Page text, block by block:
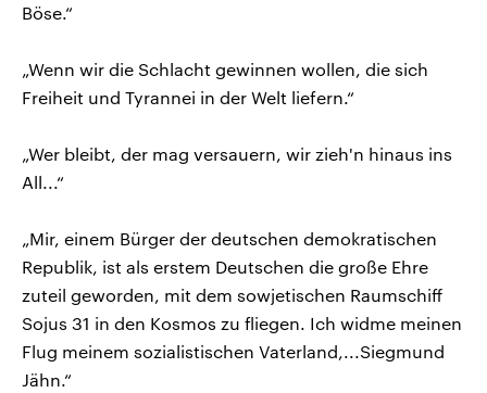
Böse.“
„Wenn wir die Schlacht gewinnen wollen, die sich
Freiheit und Tyrannei in der Welt liefern.“
„Wer bleibt, der mag versauern, wir zieh'n hinaus ins
All...“
„Mir, einem Bürger der deutschen demokratischen
Republik, ist als erstem Deutschen die große Ehre
zuteil geworden, mit dem sowjetischen Raumschiff
Sojus 31 in den Kosmos zu fliegen. Ich widme meinen
Flug meinem sozialistischen Vaterland,...Siegmund
Jähn.“